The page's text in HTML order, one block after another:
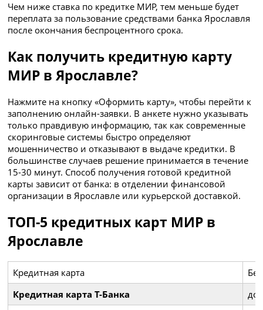
Чем ниже ставка по кредитке МИР, тем меньше будет
переплата за пользование средствами банка Ярославля
после окончания беспроцентного срока.
Как получить кредитную карту
МИР в Ярославле?
Нажмите на кнопку «Оформить карту», чтобы перейти к
заполнению онлайн-заявки. В анкете нужно указывать
только правдивую информацию, так как современные
скоринговые системы быстро определяют
мошенничество и отказывают в выдаче кредитки. В
большинстве случаев решение принимается в течение
15-30 минут. Способ получения готовой кредитной
карты зависит от банка: в отделении финансовой
организации в Ярославле или курьерской доставкой.
ТОП-5 кредитных карт МИР в
Ярославле
Кредитная карта
Кредитная карта Т-Банка
до